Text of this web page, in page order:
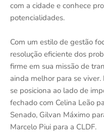
com a cidade e conhece
potencialidades.
Com um estilo de gestão
resolução eficiente dos
firme em sua missão de
ainda melhor para se
se posiciona ao lado de
fechado com Celina Leão
Senado, Gilvan Máximo
Marcelo Piui para a CLDF.